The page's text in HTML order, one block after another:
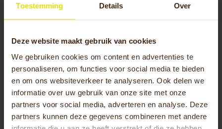
Toestemming Details Over
Deze website maakt gebruik van cookies
We gebruiken cookies om content en advertenties te
personaliseren, om functies voor social media te bieden
en om ons websiteverkeer te analyseren. Ook delen we
informatie over uw gebruik van onze site met onze
partners voor social media, adverteren en analyse. Deze
partners kunnen deze gegevens combineren met andere
verleidelijk kan zijn om de lader al bij 90% te
ontkoppelen, krijg je de beste prestaties en
Dit helpt het Battery Management System om de
capaciteit nauwkeurig te blijven weergeven.
Is het beter om de accu elke dag op
te laden of te wachten tot hij leeg
is?